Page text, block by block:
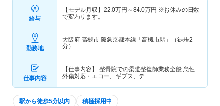
給与
【モデル月収】 22.0万円～84.0万円 ※お休みの日数
で変わります。
勤務地
大阪府 高槻市 阪急京都本線「高槻市駅」（徒歩2
分）
仕事内容
【仕事内容】 整骨院での柔道整復師業務全般 急性
外傷対応・エコー、ギプス、テ…
駅から徒歩5分以内 積極採用中